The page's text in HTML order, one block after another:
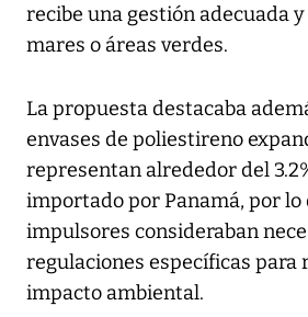
recibe una gestión adecuada
mares o áreas verdes.
La propuesta destacaba
envases de poliestireno
representan alrededor del
importado por Panamá, por lo
impulsores consideraban
regulaciones específicas para
impacto ambiental.